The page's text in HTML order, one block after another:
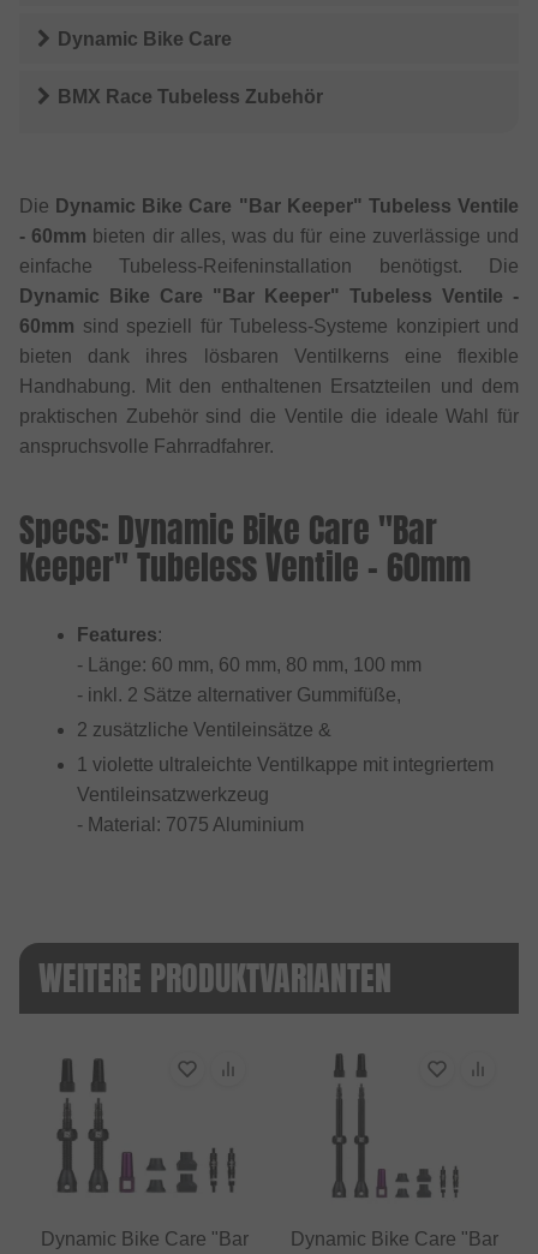
Dynamic Bike Care
BMX Race Tubeless Zubehör
Die Dynamic Bike Care "Bar Keeper" Tubeless Ventile
- 60mm bieten dir alles, was du für eine zuverlässige und
einfache Tubeless-Reifeninstallation benötigst. Die
Dynamic Bike Care "Bar Keeper" Tubeless Ventile -
60mm sind speziell für Tubeless-Systeme konzipiert und
bieten dank ihres lösbaren Ventilkerns eine flexible
Handhabung. Mit den enthaltenen Ersatzteilen und dem
praktischen Zubehör sind die Ventile die ideale Wahl für
anspruchsvolle Fahrradfahrer.
Specs: Dynamic Bike Care "Bar
Keeper" Tubeless Ventile - 60mm
Features:
- Länge: 60 mm, 60 mm, 80 mm, 100 mm
- inkl. 2 Sätze alternativer Gummifüße,
2 zusätzliche Ventileinsätze &
1 violette ultraleichte Ventilkappe mit integriertem
Ventileinsatzwerkzeug
- Material: 7075 Aluminium
WEITERE PRODUKTVARIANTEN
Dynamic Bike Care "Bar
Dynamic Bike Care "Bar